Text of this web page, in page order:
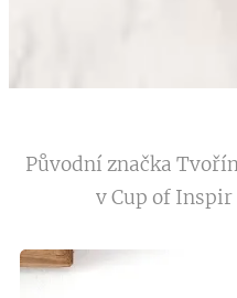
Původní značka
v Cup of